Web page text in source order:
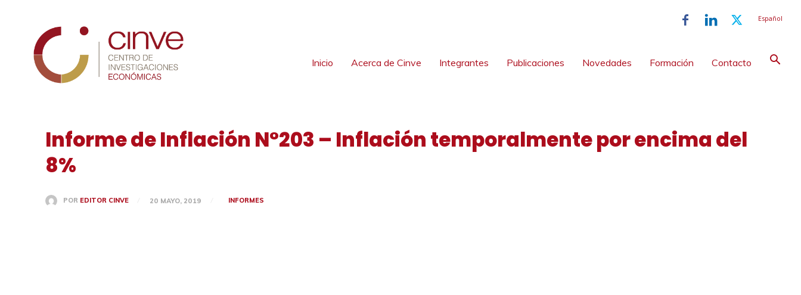
Español
Inicio Acerca de Cinve Integrantes Publicaciones Novedades Formación Contacto
Informe de Inflación N°203 – Inflación temporalmente por encima del
8%
POR EDITOR CINVE 20 MAYO, 2019 INFORMES